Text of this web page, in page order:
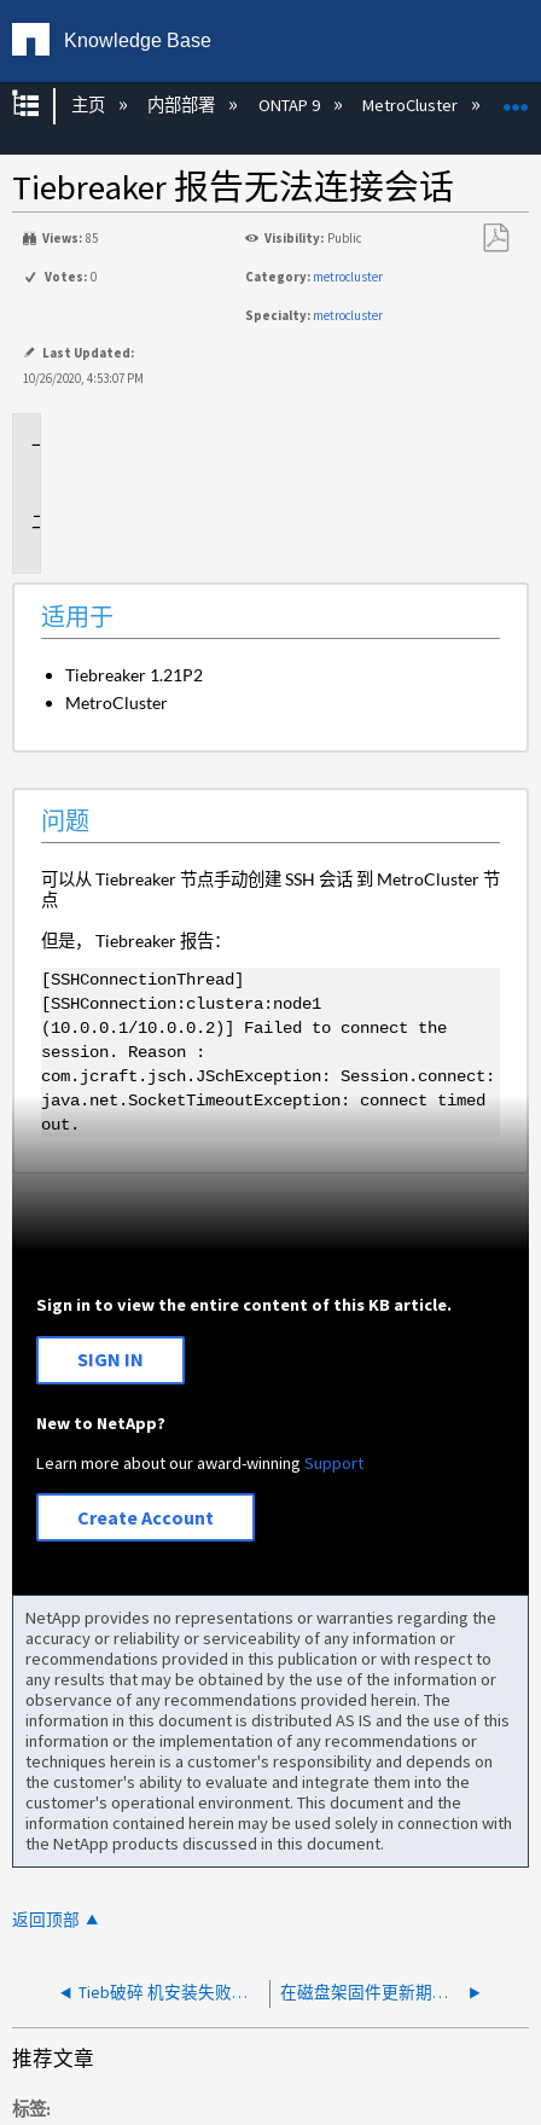
Knowledge Base
扩展/隐缩全局层次
主页 内部部署 ONTAP 9 MetroCluster
Tiebreaker 报告无法连接会话
Views: 85 Visibility: Public
Votes: 0 Category: metrocluster
Specialty: metrocluster
Last Updated:
10/26/2020, 4:53:07 PM
适用于
Tiebreaker 1.21P2
MetroCluster
问题
可以从 Tiebreaker 节点手动创建 SSH 会话 到 MetroCluster 节
点
但是， Tiebreaker 报告：
[SSHConnectionThread]
[SSHConnection:clustera:node1
(10.0.0.1/10.0.0.2)] Failed to connect the
session. Reason :
com.jcraft.jsch.JSchException: Session.connect:
java.net.SocketTimeoutException: connect timed
out.
Sign in to view the entire content of this KB article.
SIGN IN
New to NetApp?
Learn more about our award-winningSupport
Create Account
NetApp provides no representations or warranties regarding the
accuracy or reliability or serviceability of any information or
recommendations provided in this publication or with respect to
any results that may be obtained by the use of the information or
observance of any recommendations provided herein. The
information in this document is distributed AS IS and the use of this
information or the implementation of any recommendations or
techniques herein is a customer's responsibility and depends on
the customer's ability to evaluate and integrate them into the
customer's operational environment. This document and the
information contained herein may be used solely in connection with
the NetApp products discussed in this document.
返回顶部
Tieb破碎 机安装失败：java.lang.UnsisdifiedLinkError 在磁盘架固件更新期间发生瞬态 scsi.cmd.selectionTimeout 错误
推荐文章
标签